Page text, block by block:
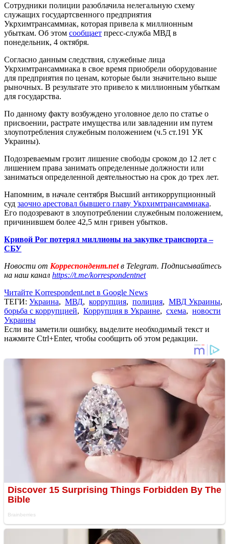
Сотрудники полиции разоблачила нелегальную схему
служащих государтсвенного предприятия
Укрхимтрансаммиак, которая привела к миллионным
убыткам. Об этом сообщает пресс-служба МВД в
понедельник, 4 октября.
Согласно данным следствия, служебные лица
Укрхимтрансаммиака в свое время приобрели оборудование
для предприятия по ценам, которые были значительно выше
рыночных. В результате это привело к миллионным убыткам
для государства.
По данному факту возбуждено уголовное дело по статье о
присвоении, растрате имущества или завладении им путем
злоупотребления служебным положением (ч.5 ст.191 УК
Украины).
Подозреваемым грозит лишение свободы сроком до 12 лет с
лишением права занимать определенные должности или
заниматься определенной деятельностью на срок до трех лет.
Напомним, в начале сентября Высший антикоррупционный
суд заочно арестовал бывшего главу Укрхимтрансаммиака.
Его подозревают в злоупотреблении служебным положением,
причинившем более 42,5 млн гривен убытков.
Кривой Рог потерял миллионы на закупке транспорта –
СБУ
Новости от Корреспондент.netв Telegram. Подписывайтесь
на наш канал https://t.me/korrespondentnet
Читайте Korrespondent.net в Google News
ТЕГИ: Украина, МВД, коррупция, полиция, МВД Украины,
борьба с коррупцией, Коррупция в Украине, схема, новости
Украины
Если вы заметили ошибку, выделите необходимый текст и
нажмите Ctrl+Enter, чтобы сообщить об этом редакции.